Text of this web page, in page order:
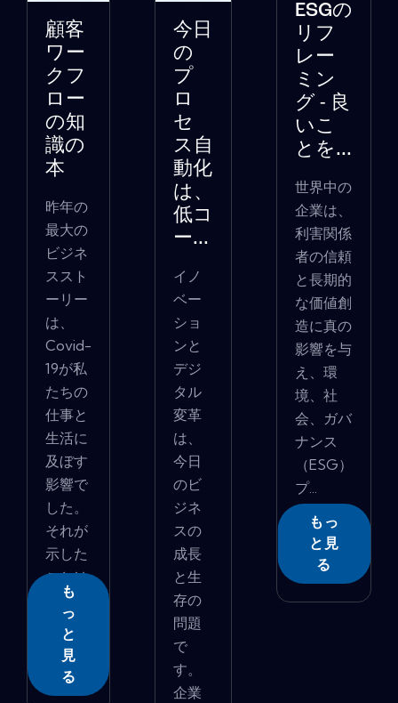
顧客
ワー
クフ
ロー
の知
識の
本
昨年の
最大の
ビジネ
ススト
ーリー
は、
Covid-
19が私
たちの
仕事と
生活に
及ぼす
影響で
した。
それが
示した
ことは
�...も
っ
と
見
る
今日
の
プ
ロ
セ
ス自
動化
は、
低コ
ー...
イノ
ベー
ショ
ンと
デジ
タル
変革
は、
今日
のビ
ジネ
スの
成長
と生
存の
問題
で
す。
企業
ESGの
リフ
レー
ミン
グ - 良
いこ
とを...
世界中の
企業は、
利害関係
者の信頼
と長期的
な価値創
造に真の
影響を与
え、環
境、社
会、ガバ
ナンス
（ESG）
プ...
もっ
と見
る